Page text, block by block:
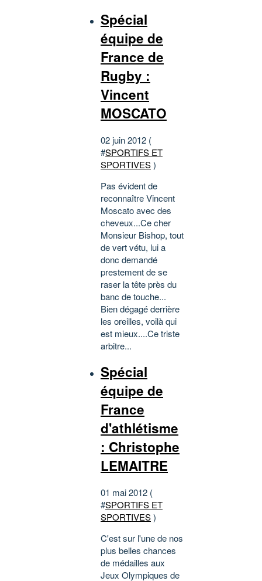
Spécial
équipe de
France de
Rugby :
Vincent
MOSCATO
02 juin 2012 (
#SPORTIFS ET
SPORTIVES)
Pas évident de
reconnaître Vincent
Moscato avec des
cheveux...Ce cher
Monsieur Bishop, tout
de vert vétu, lui a
donc demandé
prestement de se
raser la tête près du
banc de touche...
Bien dégagé derrière
les oreilles, voilà qui
est mieux....Ce triste
arbitre...
Spécial
équipe de
France
d'athlétisme
: Christophe
LEMAITRE
01 mai 2012 (
#SPORTIFS ET
SPORTIVES)
C'est sur l'une de nos
plus belles chances
de médailles aux
Jeux Olympiques de